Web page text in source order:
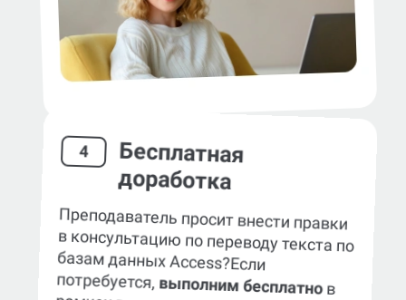
4 Бесплатная
доработка
Преподаватель просит внести правки
в консультацию по переводу текста по
базам данных Access?Если
потребуется, выполним бесплатнов
рамках ваших первоначальных